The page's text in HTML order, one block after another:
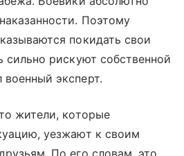
Поэтому
покидать свои
сильно рискуют собственной
эксперт.
жители, которые
уезжают к своим
По его словам, это